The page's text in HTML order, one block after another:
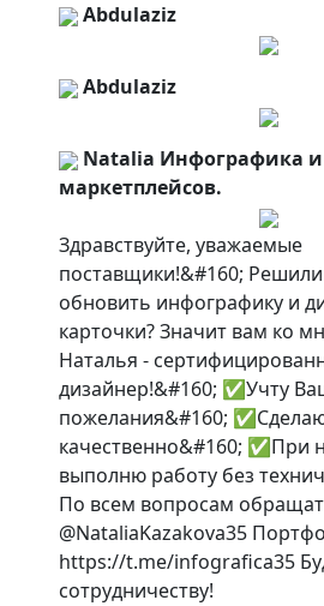
Abdulaziz
Abdulaziz
Natalia Инфографика
маркетплейсов.
Здравствуйте, уважаемые
поставщики!&#160; Решили
обновить инфографику и
карточки? Значит вам ко
Наталья -
дизайнер!&#160; ✅Учту
пожелания&#160;
качественно&#160; ✅При
выполню работу без
По всем вопросам
@NataliaKazakova35
https://t.me/infografica35
сотрудничеству!